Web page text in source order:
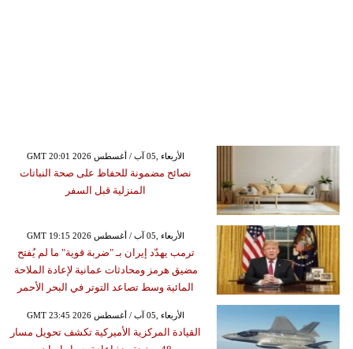
GMT 20:01 2026 الأربعاء ,05 آب / أغسطس
نصائح مضمونة للحفاظ على صحة النباتات
المنزلية قبل السفر
GMT 19:15 2026 الأربعاء ,05 آب / أغسطس
ترمب يهدّد إيران بـ "ضربة قوية" ما لم يُفتح
مضيق هرمز ومحادثات عمانية لإعادة الملاحة
المائية وسط تصاعد التوتر في البحر الأحمر
GMT 23:45 2026 الأربعاء ,05 آب / أغسطس
القيادة المركزية الأميركية تكشف تحويل مسار